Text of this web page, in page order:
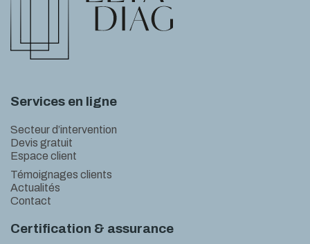
Services en ligne
Secteur d’intervention
Devis gratuit
Espace client
Témoignages clients
Actualités
Contact
Certification & assurance